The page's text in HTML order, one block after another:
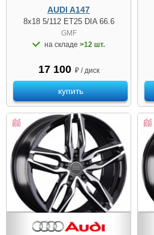
AUDI A147
8x18 5/112 ET25 DIA 66.6
GMF
на складе >12 шт.
17 100 ₽ / диск
купить